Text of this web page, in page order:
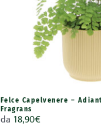
Felce Capelvenere –
Fragrans
da 18,90€